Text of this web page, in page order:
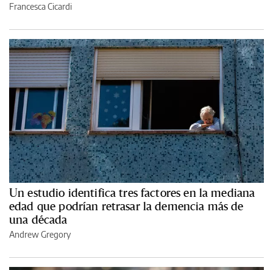
Francesca Cicardi
Un estudio identifica tres factores en la mediana
edad que podrían retrasar la demencia más de
una década
Andrew Gregory